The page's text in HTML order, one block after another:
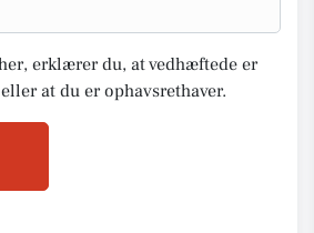
erklærer du, at vedhæftede er
at du er ophavsrethaver.